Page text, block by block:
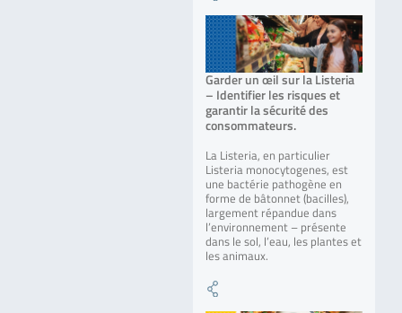
Garder un œil sur la Listeria
– Identifier les risques et
garantir la sécurité des
consommateurs.
La Listeria, en particulier
Listeria monocytogenes, est
une bactérie pathogène en
forme de bâtonnet (bacilles),
largement répandue dans
l’environnement – présente
dans le sol, l’eau, les plantes et
les animaux.